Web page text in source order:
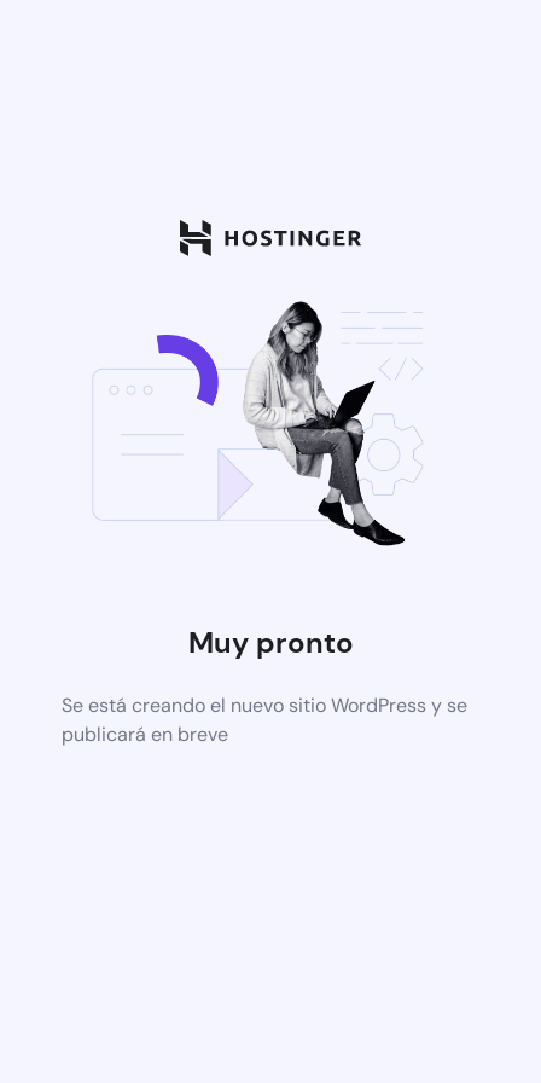
Muy pronto
Se está creando el nuevo sitio WordPress y se
publicará en breve